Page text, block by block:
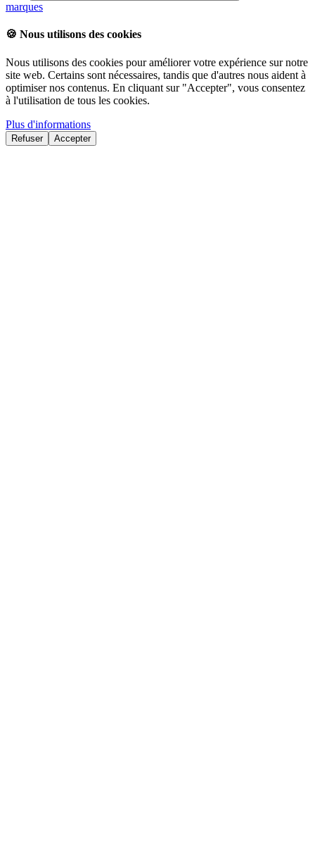
marques
🍪 Nous utilisons des cookies
Nous utilisons des cookies pour améliorer votre expérience sur notre
site web. Certains sont nécessaires, tandis que d'autres nous aident à
optimiser nos contenus. En cliquant sur "Accepter", vous consentez
à l'utilisation de tous les cookies.
Plus d'informations
Refuser Accepter